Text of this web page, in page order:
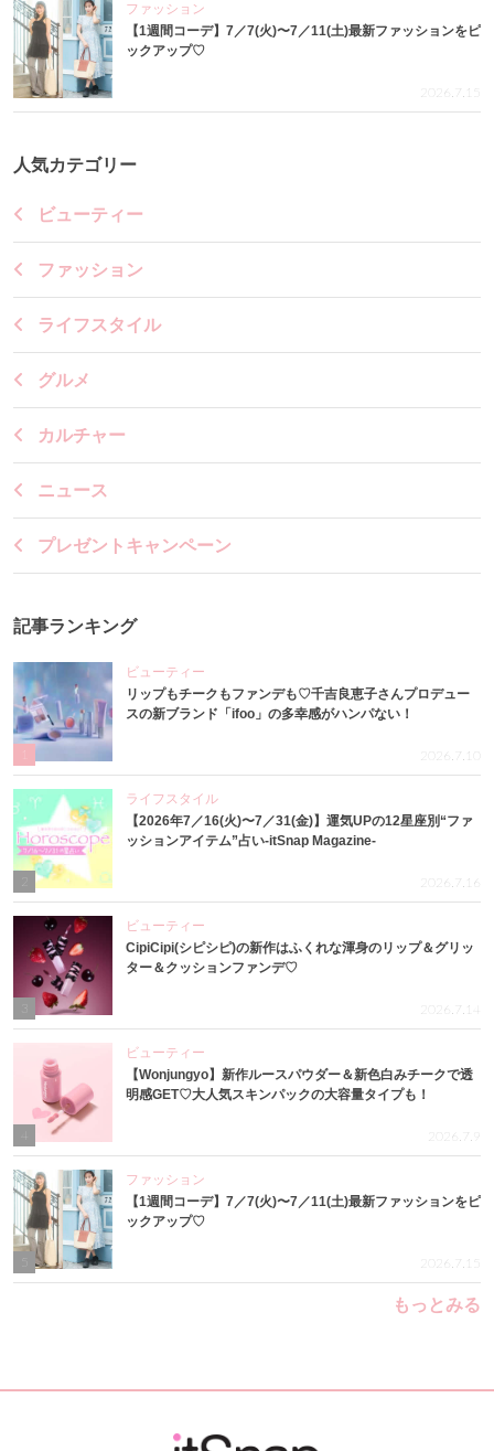
ファッション
【1週間コーデ】7／7(火)〜7／11(土)最新ファッションをピ
ックアップ♡
2026.7.15
人気カテゴリー
ビューティー
ファッション
ライフスタイル
グルメ
カルチャー
ニュース
プレゼントキャンペーン
記事ランキング
ビューティー
リップもチークもファンデも♡千吉良恵子さんプロデュー
スの新ブランド「ifoo」の多幸感がハンパない！
2026.7.10
ライフスタイル
【2026年7／16(火)〜7／31(金)】運気UPの12星座別“ファ
ッションアイテム”占い-itSnap Magazine-
2026.7.16
3
ビューティー
CipiCipi(シピシピ)の新作はふくれな渾身のリップ＆グリッ
ター＆クッションファンデ♡
2026.7.14
ビューティー
【Wonjungyo】新作ルースパウダー＆新色白みチークで透
明感GET♡大人気スキンパックの大容量タイプも！
2026.7.9
ファッション
【1週間コーデ】7／7(火)〜7／11(土)最新ファッションをピ
ックアップ♡
2026.7.15
もっとみる